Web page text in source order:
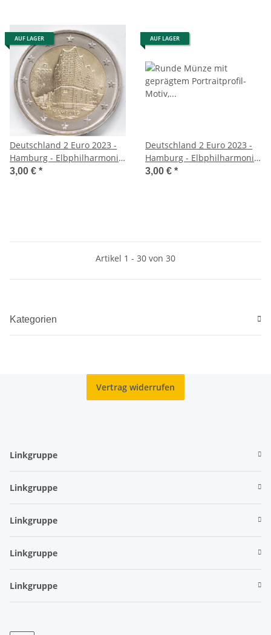
AUF LAGER
Deutschland 2 Euro 2023 -
Hamburg - Elbphilharmonie
- F*
3,00 € *
AUF LAGER
Deutschland 2 Euro 2023 -
Hamburg - Elbphilharmonie
- G*
3,00 € *
Artikel 1 - 30 von 30
Kategorien
Vertrag widerrufen
Linkgruppe
Linkgruppe
Linkgruppe
Linkgruppe
Linkgruppe